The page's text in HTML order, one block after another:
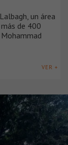
un área
de 400
VER +